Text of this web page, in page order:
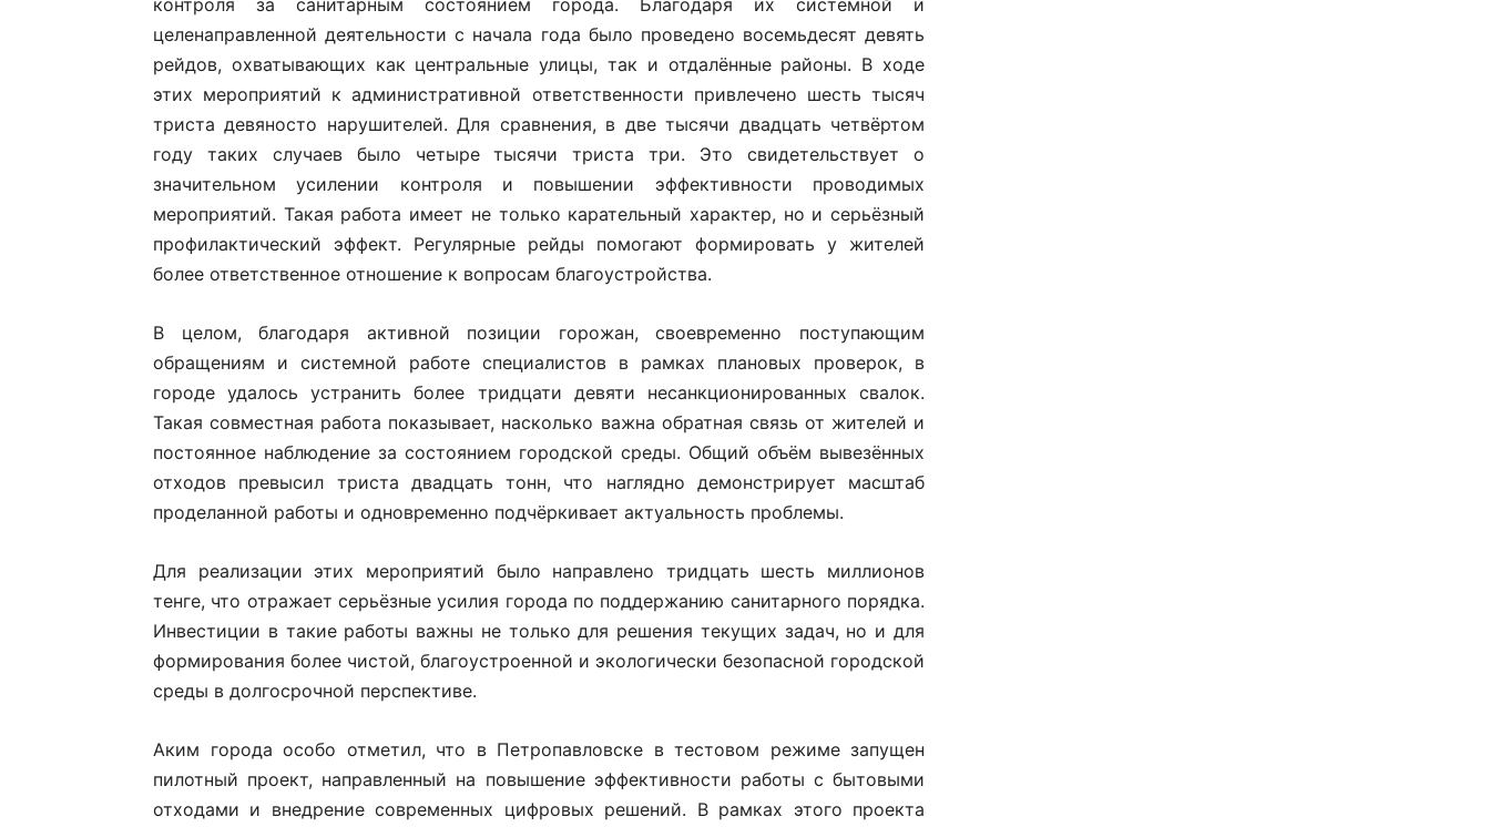
целенаправленной деятельности с начала года было проведено восемьдесят девять
рейдов, охватывающих как центральные улицы, так и отдалённые районы. В ходе
этих мероприятий к административной ответственности привлечено шесть тысяч
триста девяносто нарушителей. Для сравнения, в две тысячи двадцать четвёртом
году таких случаев было четыре тысячи триста три. Это свидетельствует о
значительном усилении контроля и повышении эффективности проводимых
мероприятий. Такая работа имеет не только карательный характер, но и серьёзный
профилактический эффект. Регулярные рейды помогают формировать у жителей
более ответственное отношение к вопросам благоустройства.
В целом, благодаря активной позиции горожан, своевременно поступающим
обращениям и системной работе специалистов в рамках плановых проверок, в
городе удалось устранить более тридцати девяти несанкционированных свалок.
Такая совместная работа показывает, насколько важна обратная связь от жителей и
постоянное наблюдение за состоянием городской среды. Общий объём вывезённых
отходов превысил триста двадцать тонн, что наглядно демонстрирует масштаб
проделанной работы и одновременно подчёркивает актуальность проблемы.
Для реализации этих мероприятий было направлено тридцать шесть миллионов
тенге, что отражает серьёзные усилия города по поддержанию санитарного порядка.
Инвестиции в такие работы важны не только для решения текущих задач, но и для
формирования более чистой, благоустроенной и экологически безопасной городской
среды в долгосрочной перспективе.
Аким города особо отметил, что в Петропавловске в тестовом режиме запущен
пилотный проект, направленный на повышение эффективности работы с бытовыми
отходами и внедрение современных цифровых решений. В рамках этого проекта